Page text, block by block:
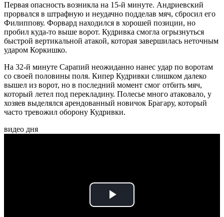
Первая опасность возникла на 15-й минуте. Андриевский
прорвался в штрафную и неудачно подделав мяч, сбросил его
Филиппову. Форвард находился в хорошей позиции, но
пробил куда-то выше ворот. Кудривка смогла огрызнуться
быстрой вертикальной атакой, которая завершилась неточным
ударом Коркишко.
На 32-й минуте Сарапий неожиданно нанес удар по воротам
со своей половины поля. Кипер Кудривки слишком далеко
вышел из ворот, но в последний момент смог отбить мяч,
который летел под перекладину. Полесье много атаковало, у
хозяев выделялся арендованный новичок Брагару, который
часто тревожил оборону Кудривки.
видео дня
Play